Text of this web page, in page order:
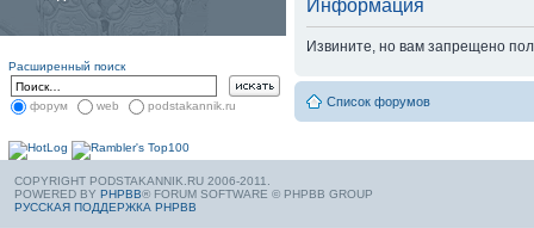
Расширенный поиск
форум web podstakannik.ru
Информация
Извините, но вам запрещено
Список форумов
COPYRIGHT PODSTAKANNIK.RU 2006-2011.
POWERED BY PHPBB® FORUM SOFTWARE © PHPBB GROUP
РУССКАЯ ПОДДЕРЖКА PHPBB